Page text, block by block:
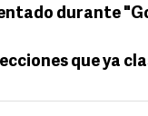
durante
que ya